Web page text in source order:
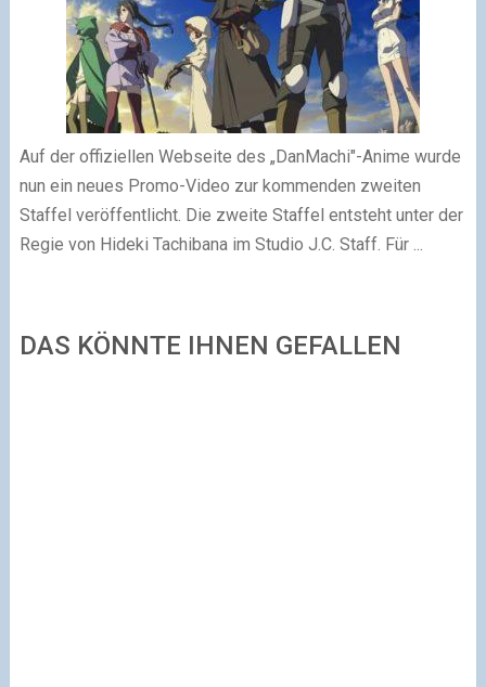
Auf der offiziellen Webseite des „DanMachi"-Anime wurde
nun ein neues Promo-Video zur kommenden zweiten
Staffel veröffentlicht. Die zweite Staffel entsteht unter der
Regie von Hideki Tachibana im Studio J.C. Staff. Für ...
DAS KÖNNTE IHNEN GEFALLEN